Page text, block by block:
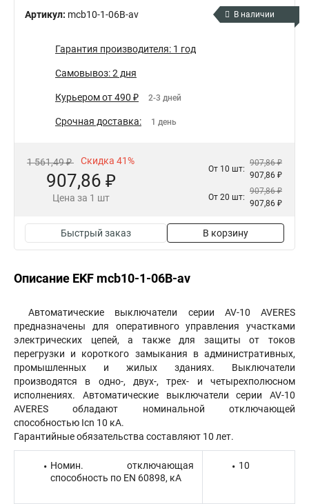
Артикул: mcb10-1-06B-av В наличии
Гарантия производителя: 1 год
Самовывоз: 2 дня
Курьером от 490 ₽ 2-3 дней
Срочная доставка: 1 день
1 561,49 ₽ Скидка 41%
907,86 ₽
Цена за 1 шт
От 10 шт:
907,86 ₽
907,86 ₽
От 20 шт:
907,86 ₽
907,86 ₽
Быстрый заказ В корзину
Описание EKF mcb10-1-06B-av
Автоматические выключатели серии AV-10 AVERES
предназначены для оперативного управления участками
электрических цепей, а также для защиты от токов
перегрузки и короткого замыкания в административных,
промышленных и жилых зданиях. Выключатели
производятся в одно-, двух-, трех- и четырехполюсном
исполнениях. Автоматические выключатели серии AV-10
AVERES обладают номинальной отключающей
способностью Icn 10 кА.
Гарантийные обязательства составляют 10 лет.
Номин. отключающая
способность по EN 60898, кА
10